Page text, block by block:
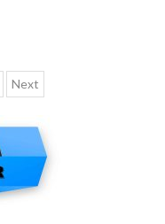
Next